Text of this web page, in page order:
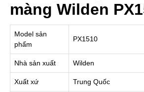
màng Wilden
Model sản
phẩm
PX1510
Nhà sản xuất Wilden
Xuất xứ Trung Quốc